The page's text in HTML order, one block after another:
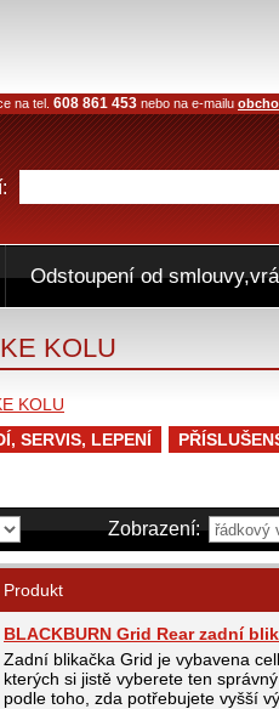
KOLU
KOLU
SERVIS, LEPENÍ
Zobrazení:
Produkt
BLACKBURN Grid Rear zadní
Zadní blikačka Grid je vybavena
kterých si jistě vyberete ten
podle toho, zda potřebujete vyšší
na tel. 608 861 453 nebo na e-mailu
Odstoupení od